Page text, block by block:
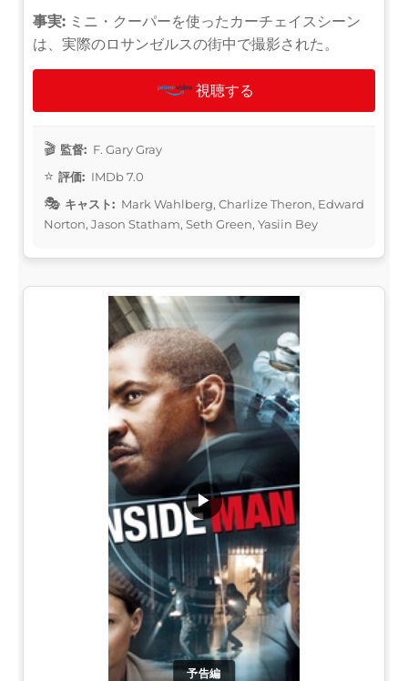
事実: ミニ・クーパーを使ったカーチェイスシーン
は、実際のロサンゼルスの街中で撮影された。
視聴する
監督: F. Gary Gray
評価: IMDb 7.0
キャスト: Mark Wahlberg, Charlize Theron, Edward
Norton, Jason Statham, Seth Green, Yasiin Bey
予告編
▶